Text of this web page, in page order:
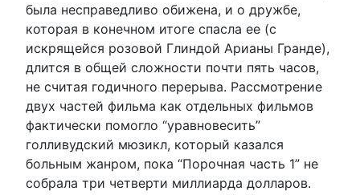
была несправедливо обижена, и о дружбе,
которая в конечном итоге спасла ее (с
искрящейся розовой Глиндой Арианы Гранде),
длится в общей сложности почти пять часов,
не считая годичного перерыва. Рассмотрение
двух частей фильма как отдельных фильмов
фактически помогло “уравновесить”
голливудский мюзикл, который казался
больным жанром, пока “Порочная часть 1” не
собрала три четверти миллиарда долларов.